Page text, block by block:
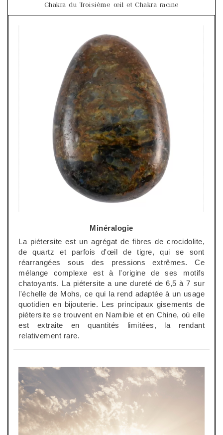
Chakra du Troisième œil et Chakra racine
Minéralogie
La piétersite est un agrégat de fibres de crocidolite,
de quartz et parfois d'œil de tigre, qui se sont
réarrangées sous des pressions extrêmes. Ce
mélange complexe est à l'origine de ses motifs
chatoyants. La piétersite a une dureté de 6,5 à 7 sur
l'échelle de Mohs, ce qui la rend adaptée à un usage
quotidien en bijouterie. Les principaux gisements de
piétersite se trouvent en Namibie et en Chine, où elle
est extraite en quantités limitées, la rendant
relativement rare.